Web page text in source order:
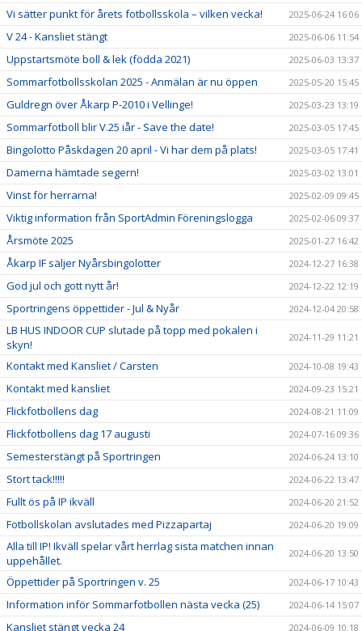
Vi sätter punkt för årets fotbollsskola – vilken vecka! 2025-06-24 16:06
V 24 - Kansliet stängt 2025-06-06 11:54
Uppstartsmöte boll & lek (födda 2021) 2025-06-03 13:37
Sommarfotbollsskolan 2025 - Anmälan är nu öppen 2025-05-20 15:45
Guldregn över Åkarp P-2010 i Vellinge! 2025-03-23 13:19
Sommarfotboll blir V.25 iår - Save the date! 2025-03-05 17:45
Bingolotto Påskdagen 20 april - Vi har dem på plats! 2025-03-05 17:41
Damerna hämtade segern! 2025-03-02 13:01
Vinst för herrarna! 2025-02-09 09:45
Viktig information från SportAdmin Föreningslogga 2025-02-06 09:37
Årsmöte 2025 2025-01-27 16:42
Åkarp IF säljer Nyårsbingolotter 2024-12-27 16:38
God jul och gott nytt år! 2024-12-22 12:19
Sportringens öppettider - Jul & Nyår 2024-12-04 20:58
LB HUS INDOOR CUP slutade på topp med pokalen i
skyn!
2024-11-29 11:21
Kontakt med Kansliet / Carsten 2024-10-08 19:43
Kontakt med kansliet 2024-09-23 15:21
Flickfotbollens dag 2024-08-21 11:09
Flickfotbollens dag 17 augusti 2024-07-16 09:36
Semesterstängt på Sportringen 2024-06-24 13:10
Stort tack!!!!! 2024-06-22 13:47
Fullt ös på IP ikväll 2024-06-20 21:52
Fotbollskolan avslutades med Pizzapartaj 2024-06-20 19:09
Alla till IP! Ikväll spelar vårt herrlag sista matchen innan
uppehållet.
2024-06-20 13:50
Öppettider på Sportringen v. 25 2024-06-17 10:43
Information inför Sommarfotbollen nästa vecka (25) 2024-06-14 15:07
Kansliet stängt vecka 24 2024-06-09 10:18